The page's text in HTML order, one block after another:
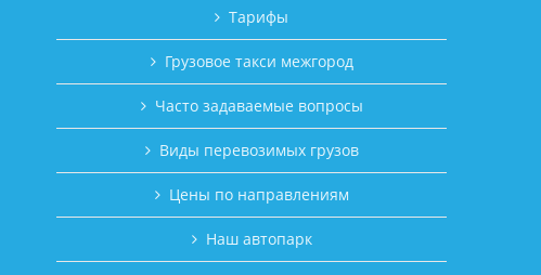
Тарифы
Грузовое такси межгород
Часто задаваемые вопросы
Виды перевозимых грузов
Цены по направлениям
Наш автопарк